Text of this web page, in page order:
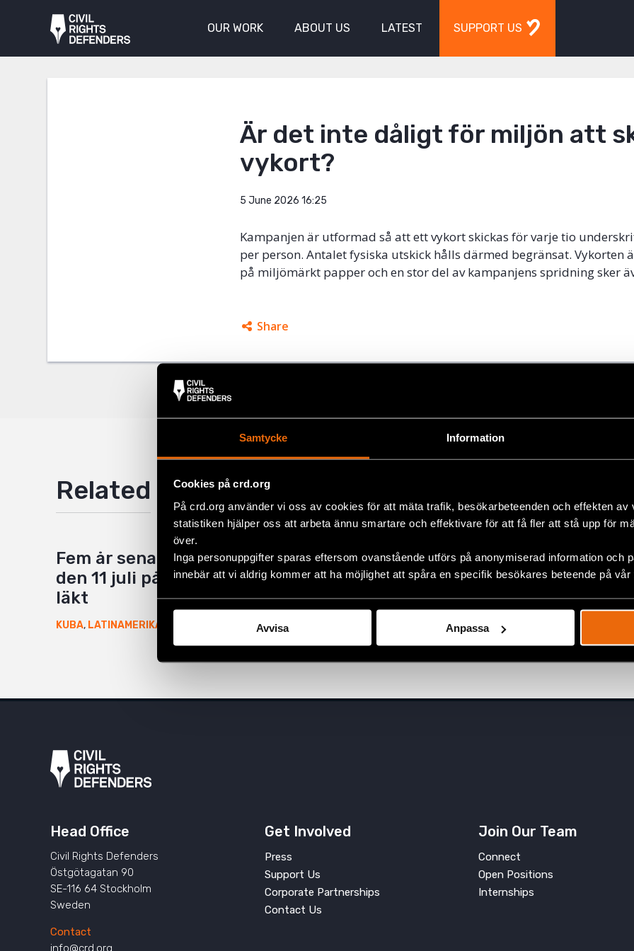
Samtycke Information
Cookies på crd.org
På crd.org använder vi oss av cookies för att mäta trafik, besökarbeteenden och effekten av
statistiken hjälper oss att arbeta ännu smartare och effektivare för att få fler att stå upp för
över.
Inga personuppgifter sparas eftersom ovanstående utförs på anonymiserad information och
innebär att vi aldrig kommer att ha möjlighet att spåra en specifik besökares beteende på vår
Avvisa Anpassa
OUR WORK ABOUT US LATEST SUPPORT US
Är det inte dåligt för miljön att
vykort?
5 June 2026 16:25
Kampanjen är utformad så att ett vykort skickas för varje tio
per person. Antalet fysiska utskick hålls därmed begränsat. Vykorten
på miljömärkt papper och en stor del av kampanjens spridning sker
Share
Mail
Related
Fem år senare har såret från
den 11 juli på Kuba ännu inte
läkt
KUBA, LATINAMERIKA 6 August 2026
Five years later, the wound
of 11 July in Cuba remains
open
LATIN AMERICA,NEWS
Head Office
Civil Rights Defenders
Östgötagatan 90
SE-116 64 Stockholm
Sweden
Contact
info@crd.org
Get Involved
Press
Support Us
Corporate Partnerships
Contact Us
Join Our Team
Connect
Open Positions
Internships